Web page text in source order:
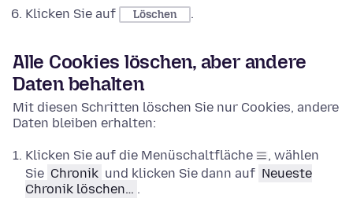
Klicken Sie auf
Löschen .
Alle Cookies löschen, aber andere
Daten behalten
Mit diesen Schritten löschen Sie nur Cookies, andere
Daten bleiben erhalten:
Klicken Sie auf die Menüschaltfläche
, wählen
Sie Chronik und klicken Sie dann auf Neueste
Chronik löschen… .